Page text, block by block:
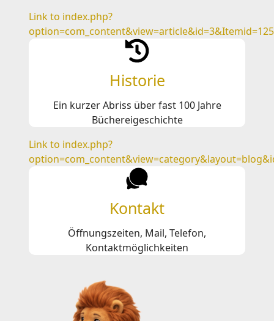
Link to index.php?
option=com_content&view=article&id=3&Itemid=125
Historie
Ein kurzer Abriss über fast 100 Jahre
Büchereigeschichte
Link to index.php?
Kontakt
Öffnungszeiten, Mail, Telefon,
Kontaktmöglichkeiten